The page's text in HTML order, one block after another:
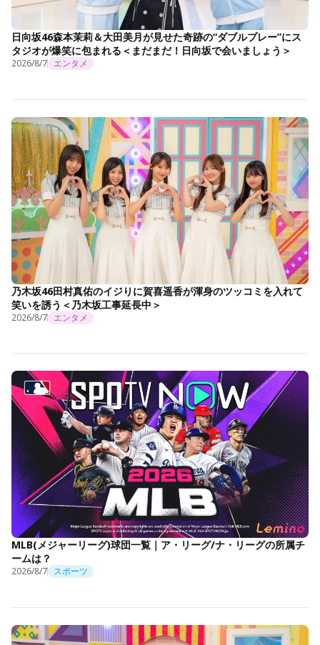
日向坂46森本茉莉＆大田美月が見せた奇跡の“ダブルプレー”にス
タジオが爆笑に包まれる＜まだまだ！日向坂で会いましょう＞
2026/8/7 エンタメ
乃木坂46田村真佑のイジりに賀喜遥香が渾身のツッコミを入れて
笑いを誘う＜乃木坂工事延長中＞
2026/8/7 エンタメ
MLB(メジャーリーグ)球団一覧｜ア・リーグ/ナ・リーグの所属チ
ームは？
2026/8/7 スポーツ